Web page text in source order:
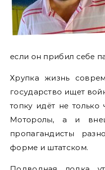
если он прибил себе
Хрупка жизнь
государство ищет
топку идёт не только
Моторолы, а и
пропагандисты
форме и штатском.